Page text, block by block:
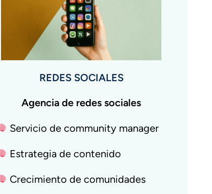
REDES SOCIALES
Agencia de redes sociales
Servicio de community manager
Estrategia de contenido
Crecimiento de comunidades